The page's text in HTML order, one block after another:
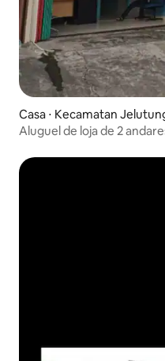
Casa ⋅ Kecamatan
Aluguel de loja de 2